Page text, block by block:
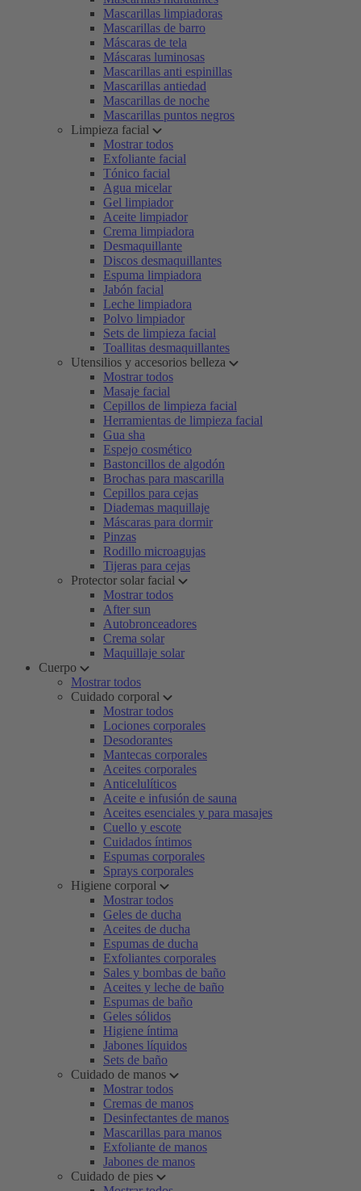
Mascarillas limpiadoras
Mascarillas de barro
Máscaras de tela
Máscaras luminosas
Mascarillas anti espinillas
Mascarillas antiedad
Mascarillas de noche
Mascarillas puntos negros
Limpieza facial
Mostrar todos
Exfoliante facial
Tónico facial
Agua micelar
Gel limpiador
Aceite limpiador
Crema limpiadora
Desmaquillante
Discos desmaquillantes
Espuma limpiadora
Jabón facial
Leche limpiadora
Polvo limpiador
Sets de limpieza facial
Toallitas desmaquillantes
Utensilios y accesorios belleza
Mostrar todos
Masaje facial
Cepillos de limpieza facial
Herramientas de limpieza facial
Gua sha
Espejo cosmético
Bastoncillos de algodón
Brochas para mascarilla
Cepillos para cejas
Diademas maquillaje
Máscaras para dormir
Pinzas
Rodillo microagujas
Tijeras para cejas
Protector solar facial
Mostrar todos
After sun
Autobronceadores
Crema solar
Maquillaje solar
Cuerpo
Mostrar todos
Cuidado corporal
Mostrar todos
Lociones corporales
Desodorantes
Mantecas corporales
Aceites corporales
Anticelulíticos
Aceite e infusión de sauna
Aceites esenciales y para masajes
Cuello y escote
Cuidados íntimos
Espumas corporales
Sprays corporales
Higiene corporal
Mostrar todos
Geles de ducha
Aceites de ducha
Espumas de ducha
Exfoliantes corporales
Sales y bombas de baño
Aceites y leche de baño
Espumas de baño
Geles sólidos
Higiene íntima
Jabones líquidos
Sets de baño
Cuidado de manos
Mostrar todos
Cremas de manos
Desinfectantes de manos
Mascarillas para manos
Exfoliante de manos
Jabones de manos
Cuidado de pies